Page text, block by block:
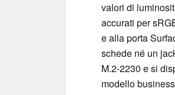
valori di
accurati per
e alla porta
schede né un
M.2-2230 e si
modello